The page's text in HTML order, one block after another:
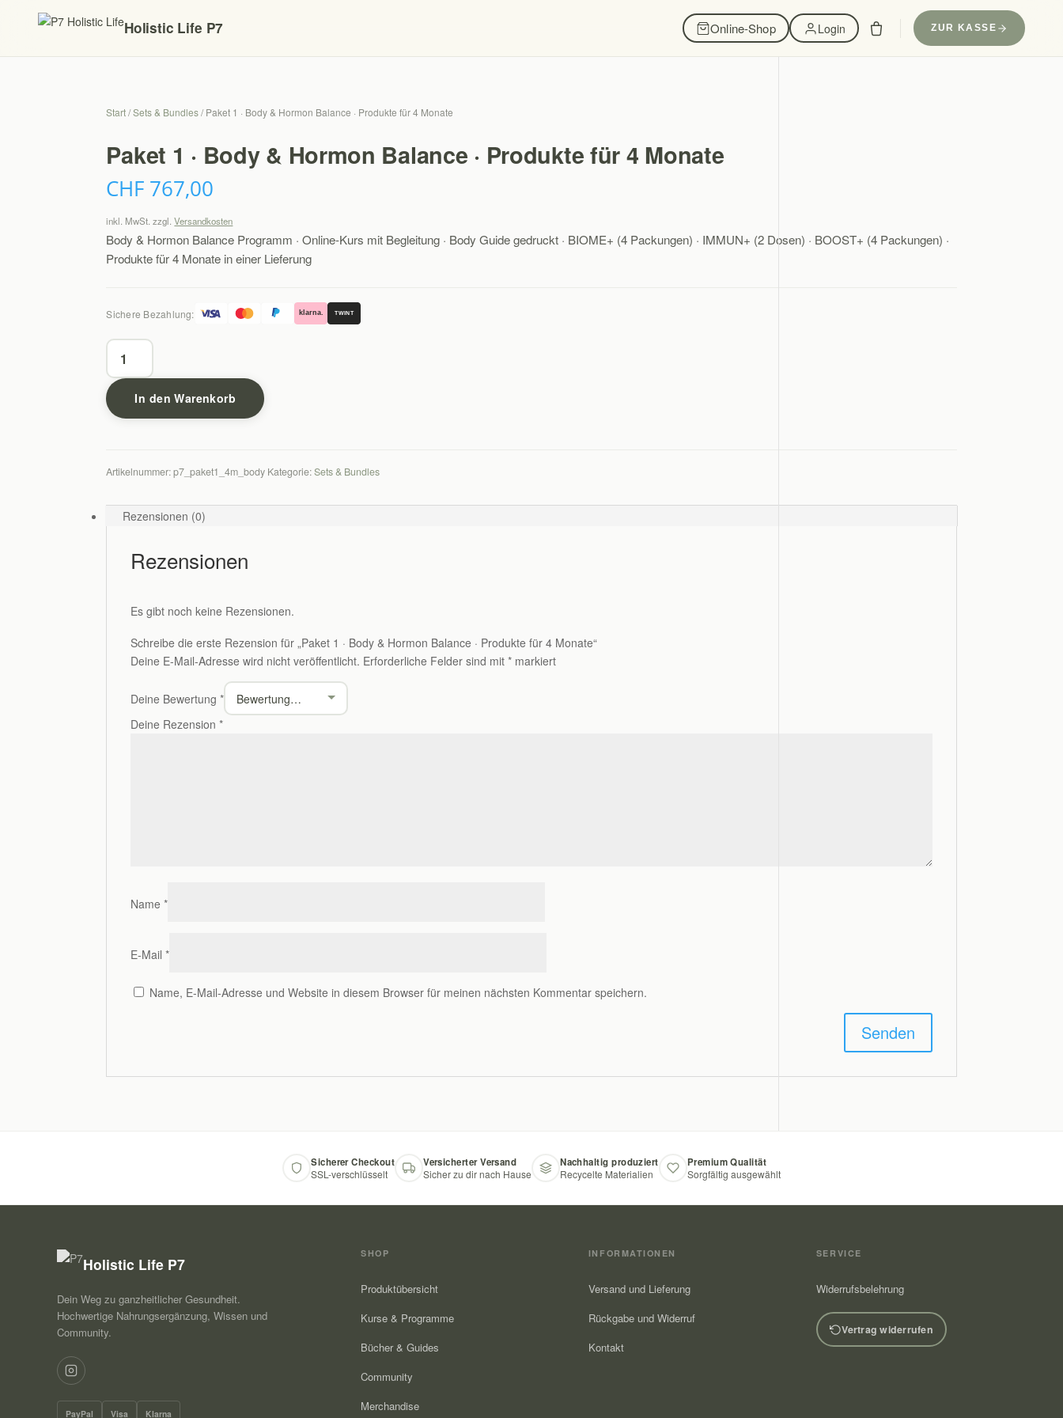
Holistic Life P7 Online-Shop Login ZUR KASSE
Start/Sets & Bundles/ Paket 1 · Body & Hormon Balance · Produkte für 4 Monate
Paket 1 · Body & Hormon Balance · Produkte für 4 Monate
CHF 767,00
inkl. MwSt. zzgl.Versandkosten
Body & Hormon Balance Programm · Online-Kurs mit Begleitung · Body Guide gedruckt · BIOME+ (4 Packungen) · IMMUN+ (2 Dosen) · BOOST+ (4 Packungen) ·
Produkte für 4 Monate in einer Lieferung
Sichere Bezahlung: klarna. TWINT
Paket
·
Body
&
·
für
4
Menge
In den Warenkorb
Artikelnummer:p7_paket1_4m_body Kategorie:Sets & Bundles
Rezensionen (0)
Rezensionen
Es gibt noch keine Rezensionen.
Schreibe die erste Rezension für „Paket 1 · Body & Hormon Balance · Produkte für 4 Monate“
Deine E-Mail-Adresse wird nicht veröffentlicht. Erforderliche Felder sind mit* markiert
Deine Bewertung*
Deine Rezension*
Name*
E-Mail*
Name, E-Mail-Adresse und Website in diesem Browser für meinen nächsten Kommentar speichern.
Sicherer Checkout
SSL-verschlüsselt
Versicherter Versand
Sicher zu dir nach Hause
Nachhaltig produziert
Recycelte Materialien
Premium Qualität
Sorgfältig ausgewählt
Holistic Life P7
Dein Weg zu ganzheitlicher Gesundheit.
Hochwertige Nahrungsergänzung, Wissen und
Community.
PayPal Visa Klarna
SHOP
Produktübersicht
Kurse & Programme
Bücher & Guides
Community
Merchandise
INFORMATIONEN
Versand und Lieferung
Rückgabe und Widerruf
Kontakt
SERVICE
Widerrufsbelehrung
Vertrag widerrufen